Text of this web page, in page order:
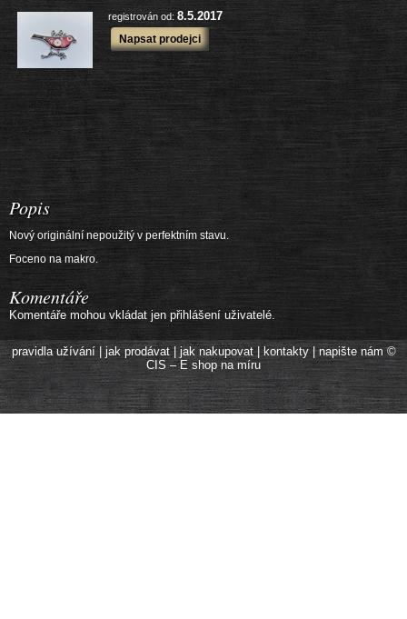
registrován od: 8.5.2017
Napsat prodejci
Popis
Nový originální nepoužitý v perfektním stavu.
Foceno na makro.
Komentáře
Komentáře mohou vkládat jen přihlášení uživatelé.
pravidla užívání| jak prodávat| jak nakupovat|kontakty|napište nám ©
CIS – E shop na míru